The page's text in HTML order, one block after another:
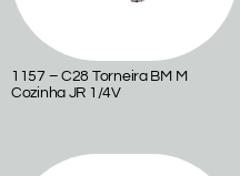
1157 – C28 Torneira BM M
Cozinha JR 1/4V